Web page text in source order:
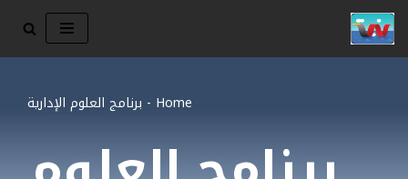
تخطى
Home
- برنامج العلوم الإدارية